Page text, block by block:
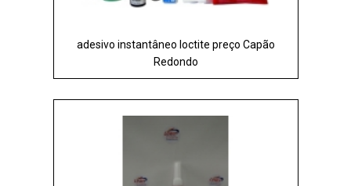
adesivo instantâneo loctite preço Capão
Redondo